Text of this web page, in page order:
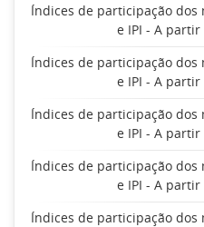
Índices de participação dos
e IPI - A
Índices de participação dos
e IPI - A
Índices de participação dos
e IPI - A
Índices de participação dos
e IPI - A
Índices de participação dos